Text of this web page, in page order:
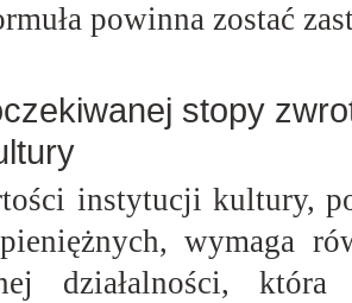
powinna zostać
stopy
instytucji kultury,
wymaga
działalności, która